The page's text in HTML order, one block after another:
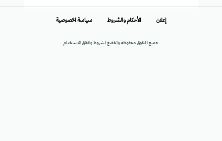
جميع الحقوق محفوظة وتخضع لشروط واتفاق الاستخدام
إعلان الأحكام والشروط سياسة الخصوصية